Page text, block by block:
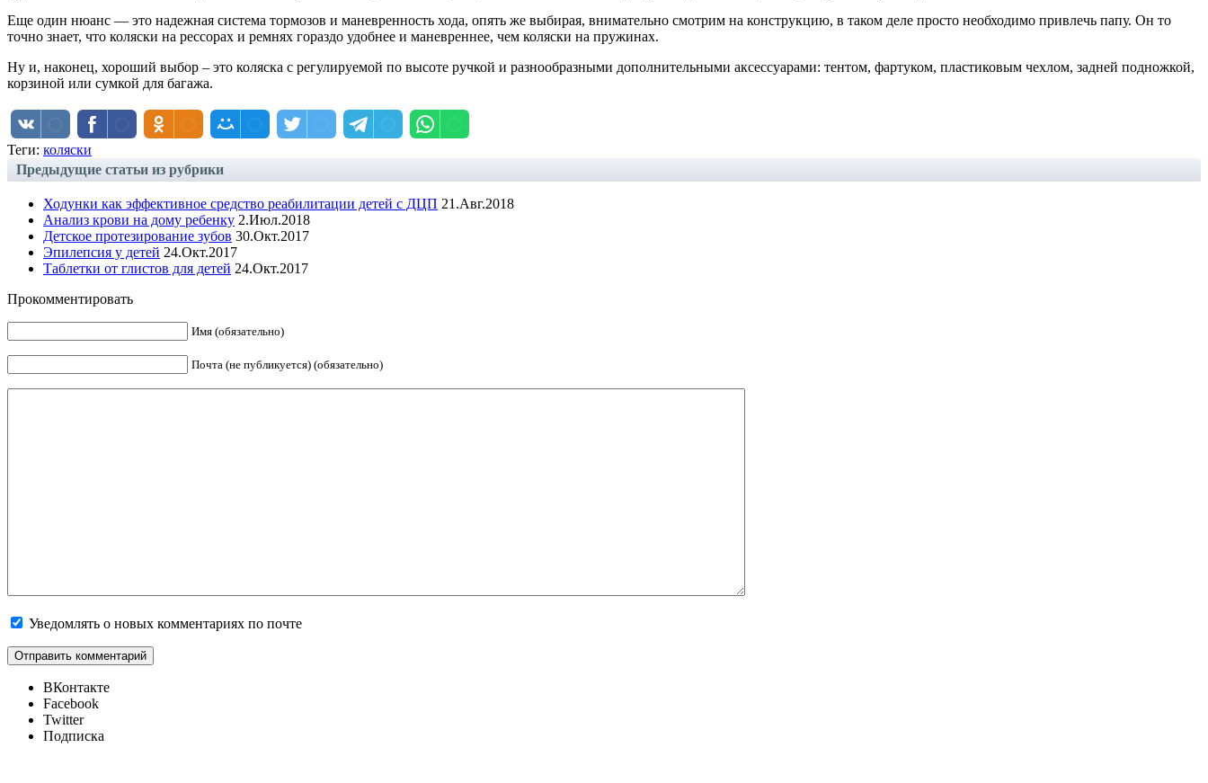
Еще один нюанс — это надежная система тормозов и маневренность хода, опять же выбирая, внимательно смотрим на конструкцию, в таком деле просто необходимо привлечь папу. Он то
точно знает, что коляски на рессорах и ремнях гораздо удобнее и маневреннее, чем коляски на пружинах.
Ну и, наконец, хороший выбор – это коляска с регулируемой по высоте ручкой и разнообразными дополнительными аксессуарами: тентом, фартуком, пластиковым чехлом, задней подножкой,
корзиной или сумкой для багажа.
Теги: коляски
Предыдущие статьи из рубрики
Ходунки как эффективное средство реабилитации детей с ДЦП 21.Авг.2018
Анализ крови на дому ребенку 2.Июл.2018
Детское протезирование зубов 30.Окт.2017
Эпилепсия у детей 24.Окт.2017
Таблетки от глистов для детей 24.Окт.2017
Прокомментировать
Имя (обязательно)
Почта (не публикуется) (обязательно)
Уведомлять о новых комментариях по почте
ВКонтакте
Facebook
Twitter
Подписка